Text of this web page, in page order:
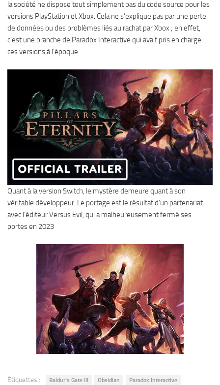
la société ne dispose tout simplement pas du code source pour les
versions PlayStation et Xbox. Cela ne s’explique pas par une perte
de données ou des problèmes liés au rachat par Xbox ; en effet,
c’est une branche de Paradox Interactive qui avait pris en charge
ces versions à l’époque.
Quant à la version Switch, le mystère demeure quant à son
véritable développeur. Le portage est le résultat d’un partenariat
avec l’éditeur Versus Evil, qui a malheureusement fermé ses
portes en 2023
Étiquettes : Baldur’s Gate III Obsidian
Paradox Interactive